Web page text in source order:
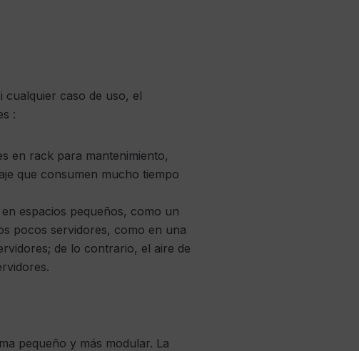
cualquier caso de uso, el
:
en rack para mantenimiento,
que consumen mucho tiempo
espacios pequeños, como un
pocos servidores, como en una
de lo contrario, el aire de
pequeño y más modular. La